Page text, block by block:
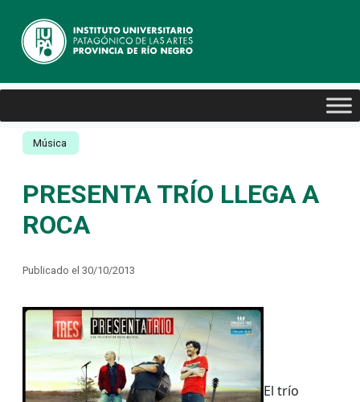
Música
PRESENTA TRÍO LLEGA A
ROCA
Publicado el 30/10/2013
El trío